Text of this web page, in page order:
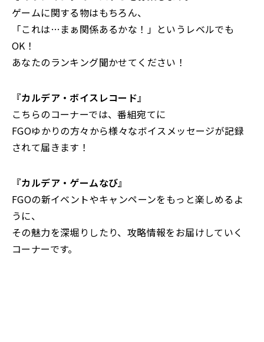
ゲームに関する物はもちろん、
「これは…まぁ関係あるかな！」というレベルでも
OK！
あなたのランキング聞かせてください！
『カルデア・ボイスレコード』
こちらのコーナーでは、番組宛てに
FGOゆかりの方々から様々なボイスメッセージが記録
されて届きます！
『カルデア・ゲームなび』
FGOの新イベントやキャンペーンをもっと楽しめるよ
うに、
その魅力を深堀りしたり、攻略情報をお届けしていく
コーナーです。